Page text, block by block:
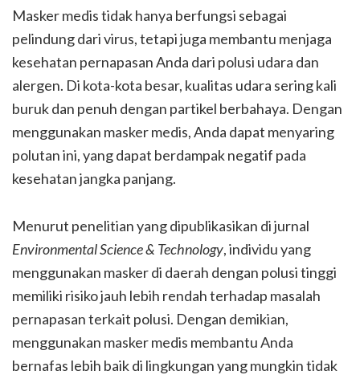
Masker medis tidak hanya berfungsi sebagai
pelindung dari virus, tetapi juga membantu menjaga
kesehatan pernapasan Anda dari polusi udara dan
alergen. Di kota-kota besar, kualitas udara sering kali
buruk dan penuh dengan partikel berbahaya. Dengan
menggunakan masker medis, Anda dapat menyaring
polutan ini, yang dapat berdampak negatif pada
kesehatan jangka panjang.
Menurut penelitian yang dipublikasikan di jurnal
Environmental Science & Technology, individu yang
menggunakan masker di daerah dengan polusi tinggi
memiliki risiko jauh lebih rendah terhadap masalah
pernapasan terkait polusi. Dengan demikian,
menggunakan masker medis membantu Anda
bernafas lebih baik di lingkungan yang mungkin tidak